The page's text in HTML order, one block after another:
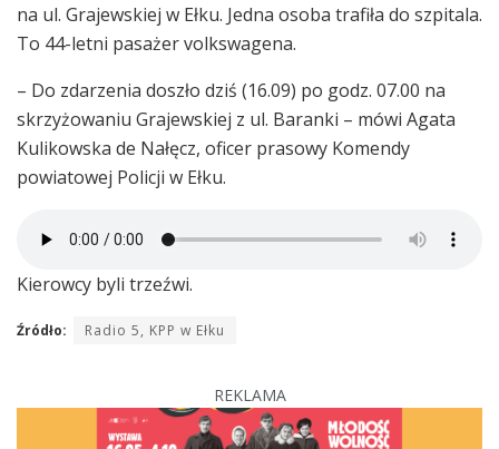
na ul. Grajewskiej w Ełku. Jedna osoba trafiła do szpitala.
To 44-letni pasażer volkswagena.
– Do zdarzenia doszło dziś (16.09) po godz. 07.00 na
skrzyżowaniu Grajewskiej z ul. Baranki – mówi Agata
Kulikowska de Nałęcz, oficer prasowy Komendy
powiatowej Policji w Ełku.
Kierowcy byli trzeźwi.
Źródło: Radio 5, KPP w Ełku
REKLAMA